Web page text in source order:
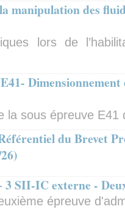
manipulation des
lors de
la sous épreuve E41
du Brevet
3 SII-IC externe -
épreuve